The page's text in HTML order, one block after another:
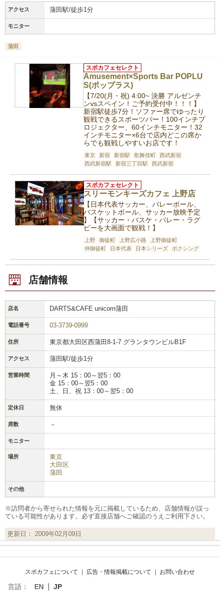
アクセス 蒲田駅/徒歩1分
モニター
蒲田
Amusement×Sports Bar POPLU
S(ポップラス)
スポカフェセレクト
【7/20(月・祝) 4:00~ 決勝 アルゼンチ
ンvsスペイン！ご予約受付中！！！】
新宿駅徒歩7分！ソファー席でゆったり
観戦できるスポーツバー！100インチプ
ロジェクター、60インチモニター！32
インチモニター×6台で店内どこの席か
らでも観戦しやすいお店です！
東京 新宿 新宿駅 歌舞伎町
西武新宿
西武新宿駅
新宿三丁目駅 西武新宿
スリーモンキーズカフェ 上野店
スポカフェセレクト
【日本代表サッカー、バレーボール、
バスケットボール、サッカー放映予定
】【サッカー・バスケ・バレー・ラグ
ビーを大画面で観戦！】
上野 御徒町 上野広小路
上野御徒町
仲御徒町
日本代表 日本シリーズ ボクシング
店舗情報
店名 DARTS&CAFE unicorn蒲田
電話番号 03-3739-0999
住所 東京都大田区西蒲田8-1-7 グランタウンビルB1F
アクセス 蒲田駅/徒歩1分
営業時間
月～木 15：00～翌5：00
金 15：00～翌5：00
土、日、祝 13：00～翌5：00
定休日 無休
席数 －
モニター
場所
東京
大田区
蒲田
その他
※訪問者から寄せられた情報を元に掲載しているため、店舗情報が誤っ
ている可能性があります。必ず直接店舗へご確認のうえご利用下さい。
更新日： 2009年02月09日
スポカフェについて | 広告・情報掲載について | お問い合わせ
言語： EN JP